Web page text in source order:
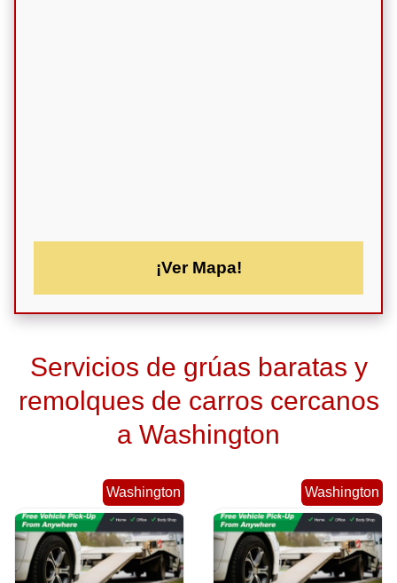
¡Ver Mapa!
Servicios de grúas baratas y
remolques de carros cercanos
a Washington
Washington Washington